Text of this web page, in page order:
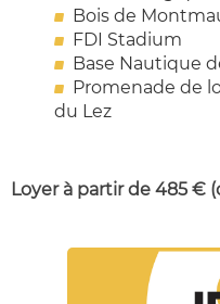
Bois de
FDI Stadium
Base Nautique
Promenade de
du Lez
Loyer à partir de 485 €